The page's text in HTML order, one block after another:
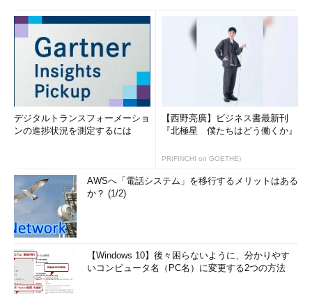
デジタルトランスフォーメーショ
ンの進捗状況を測定するには
【西野亮廣】ビジネス書最新刊
『北極星 僕たちはどう働くか』
PR(FINCHI on GOETHE)
AWSへ「電話システム」を移行するメリットはある
か？ (1/2)
【Windows 10】後々困らないように、分かりやす
いコンピュータ名（PC名）に変更する2つの方法